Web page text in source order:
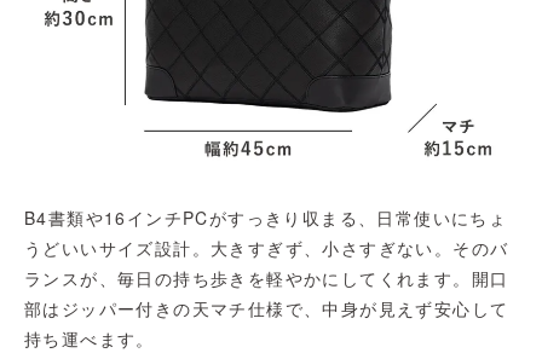
B4書類や16インチPCがすっきり収まる、日常使いにちょ
うどいいサイズ設計。大きすぎず、小さすぎない。そのバ
ランスが、毎日の持ち歩きを軽やかにしてくれます。開口
部はジッパー付きの天マチ仕様で、中身が見えず安心して
持ち運べます。